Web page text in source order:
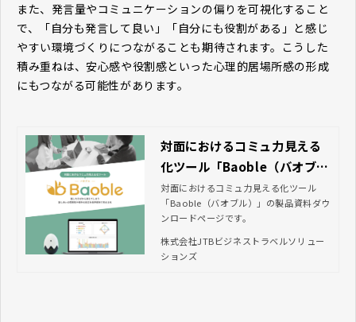
また、発言量やコミュニケーションの偏りを可視化すること
で、「自分も発言して良い」「自分にも役割がある」と感じ
やすい環境づくりにつながることも期待されます。こうした
積み重ねは、安心感や役割感といった心理的居場所感の形成
にもつながる可能性があります。
対面におけるコミュ力見える
化ツール「Baoble（バオブ
ル）」資料ダウンロード｜JT
Bビジネストラベルソリューシ
対面におけるコミュ力見える化ツール
「Baoble（バオブル）」の製品資料ダウ
ンロードページです。
株式会社JTBビジネストラベルソリュー
ションズ